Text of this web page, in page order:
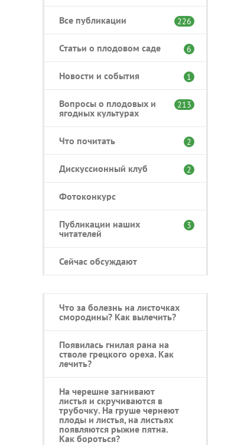
Все публикации 226
Статьи о плодовом саде 6
Новости и события 1
Вопросы о плодовых и
ягодных культурах
213
Что почитать 2
Дискуссионный клуб 2
Фотоконкурс
Публикации наших
читателей
3
Сейчас обсуждают
Что за болезнь на листочках
смородины? Как вылечить?
Появилась гнилая рана на
стволе грецкого ореха. Как
лечить?
На черешне загнивают
листья и скручиваются в
трубочку. На груше чернеют
плоды и листья, на листьях
появляются рыжие пятна.
Как бороться?